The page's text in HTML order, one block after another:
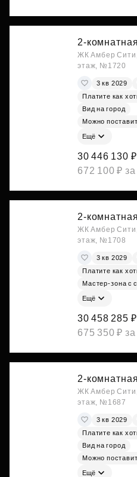
2-
ЖК Амбер Сити,
этаж, №1720
3 кв 2029
Платите как
Вид на город
Можно
Ещё
30 446 130 ₽
672 100 ₽ за
2-
ЖК Амбер Сити,
этаж, №1708
3 кв 2029
Платите как
Мастер-зона с
Ещё
30 458 285 ₽
675 350 ₽ за
2-
ЖК Амбер Сити,
этаж, №1687
3 кв 2029
Платите как
Вид на город
Можно
Ещё